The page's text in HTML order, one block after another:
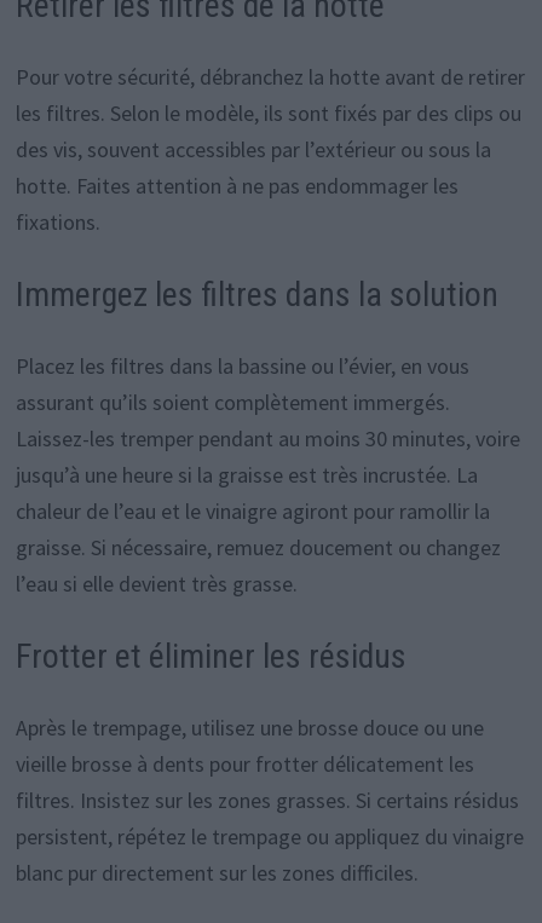
Pour votre sécurité, débranchez la hotte avant de retirer
les filtres. Selon le modèle, ils sont fixés par des clips ou
des vis, souvent accessibles par l’extérieur ou sous la
hotte. Faites attention à ne pas endommager les
fixations.
Immergez les filtres dans la solution
Placez les filtres dans la bassine ou l’évier, en vous
assurant qu’ils soient complètement immergés.
Laissez-les tremper pendant au moins 30 minutes, voire
jusqu’à une heure si la graisse est très incrustée. La
chaleur de l’eau et le vinaigre agiront pour ramollir la
graisse. Si nécessaire, remuez doucement ou changez
l’eau si elle devient très grasse.
Frotter et éliminer les résidus
Après le trempage, utilisez une brosse douce ou une
vieille brosse à dents pour frotter délicatement les
filtres. Insistez sur les zones grasses. Si certains résidus
persistent, répétez le trempage ou appliquez du vinaigre
blanc pur directement sur les zones difficiles.